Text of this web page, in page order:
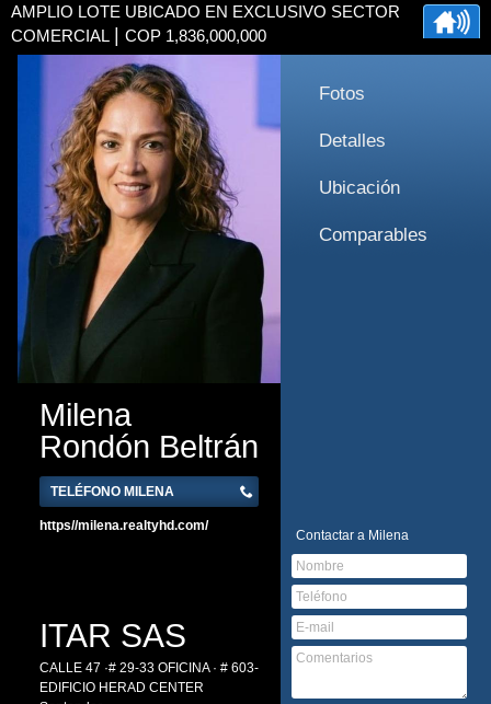
AMPLIO LOTE UBICADO EN EXCLUSIVO SECTOR
COMERCIAL
COP 1,836,000,000
Milena
Rondón Beltrán
TELÉFONO MILENA
https//milena.realtyhd.com/
ITAR SAS
CALLE 47 ·# 29-33 OFICINA · # 603-
EDIFICIO HERAD CENTER
Fotos
Detalles
Ubicación
Comparables
Contactar a Milena